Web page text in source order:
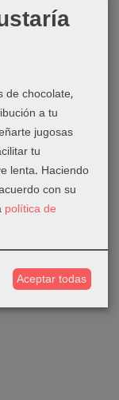
de chocolate,
a tu
jugosas
tu
lenta. Haciendo
con su
política de
Aceptar todas